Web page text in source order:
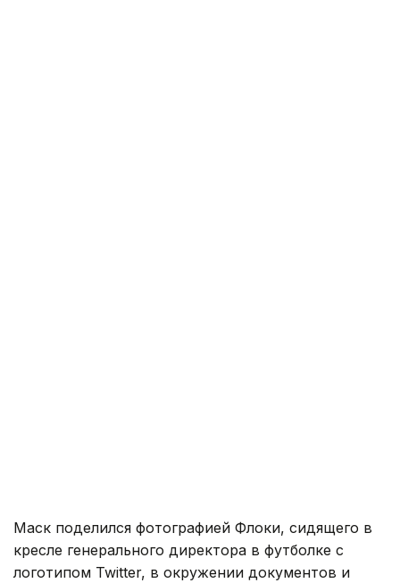
Маск поделился фотографией Флоки, сидящего в
кресле генерального директора в футболке с
логотипом Twitter, в окружении документов и